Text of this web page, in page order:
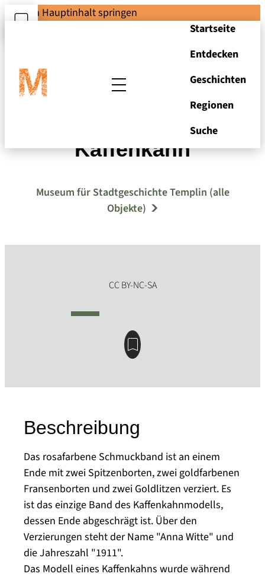
Zum Hauptinhalt springen
Startseite
Entdecken
Geschichten
Regionen
Suche
Schmuckband
Kaffenkahn
Museum für Stadtgeschichte Templin (alle
Objekte)
Beschreibung
Das rosafarbene Schmuckband ist an einem
Ende mit zwei Spitzenborten, zwei goldfarbenen
Fransenborten und zwei Goldlitzen verziert. Es
ist das einzige Band des Kaffenkahnmodells,
dessen Ende abgeschrägt ist. Über den
Verzierungen steht der Name "Anna Witte" und
die Jahreszahl "1911".
Das Modell eines Kaffenkahns wurde während